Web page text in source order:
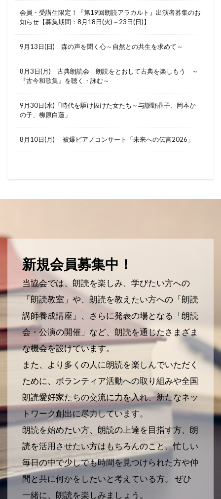
会員・受講生限定！『第19回朗読アラカルト』出演者募集のお
知らせ【募集期間：8月18日(火)～23日(日)】
9月13日(日) 森の声を聞く心～自然との共生を求めて～
8月3日(月) 古典朗読会 朗読をとおして古典を楽しもう ～
『古今和歌集』を聴く・詠む～
9月30日(水)「時代を駆け抜けた女たち～与謝野晶子、岡本か
の子、柳原白蓮」
8月10日(月) 被爆ピアノコンサート「未来への伝言2026」
新規会員募集中！
当協会では、朗読を楽しみ、学びたい方への
「朗読教室」や、朗読を教えたい方への「朗読
講師養成講座」、さらに発表の場となる「朗読
会・公演の開催」など、朗読を通じたさまざま
な機会を設けています。
また、より多くの人に朗読を楽しんでいただく
ために、ボランティア活動への取り組みや全国
朗読愛好家たちの交流に力を入れ、新たなネッ
トワーク創出に尽力しています。
朗読を始めたい方、朗読の上達を目指す方、朗
読を活用させたい方はもちろんのこと、忙しい
毎日の中で少しでも時間を見つけられた方や仲
間と共に何かをしたいと考えている方。 ぜひ
一緒に、朗読を楽しみましょう。